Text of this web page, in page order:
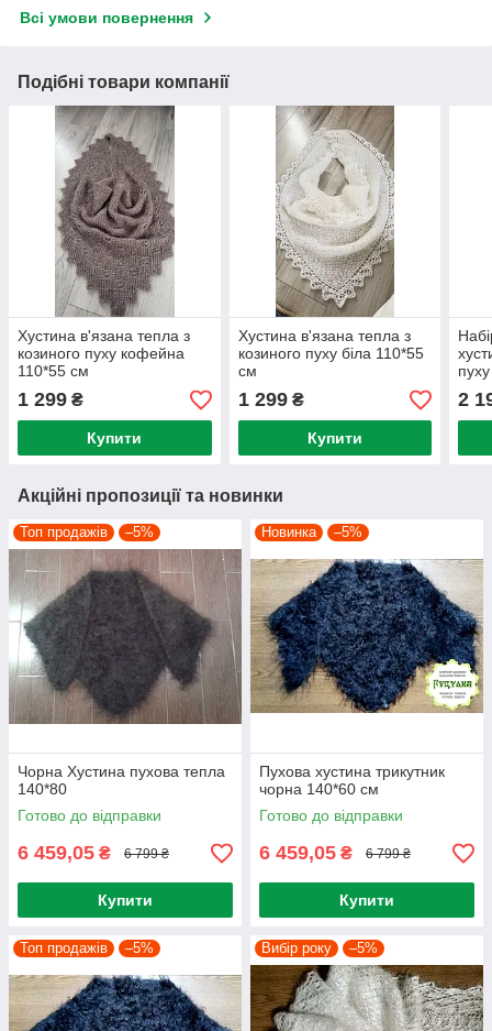
Всі умови повернення
Подібні товари компанії
Хустина в'язана тепла з
козиного пуху кофейна
110*55 см
1 299 ₴
Купити
Хустина в'язана тепла з
козиного пуху біла 110*55
см
1 299₴
Купити
2
Акційні пропозиції та новинки
Топ продажів –5%
Чорна Хустина пухова тепла
140*80
Готово до відправки
6 459,05 ₴ 6 799 ₴
Купити
Новинка –5%
Пухова хустина трикутник
чорна 140*60 см
Готово до відправки
6 459,05 ₴ 6 799 ₴
Купити
Топ продажів –5% Вибір року –5%